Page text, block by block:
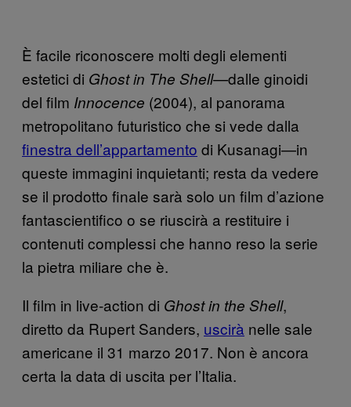
È facile riconoscere molti degli elementi
estetici di Ghost in The Shell—dalle ginoidi
del film Innocence (2004), al panorama
metropolitano futuristico che si vede dalla
finestra dell’appartamento di Kusanagi—in
queste immagini inquietanti; resta da vedere
se il prodotto finale sarà solo un film d’azione
fantascientifico o se riuscirà a restituire i
contenuti complessi che hanno reso la serie
la pietra miliare che è.
Il film in live-action di Ghost in the Shell,
diretto da Rupert Sanders, uscirà nelle sale
americane il 31 marzo 2017. Non è ancora
certa la data di uscita per l’Italia.